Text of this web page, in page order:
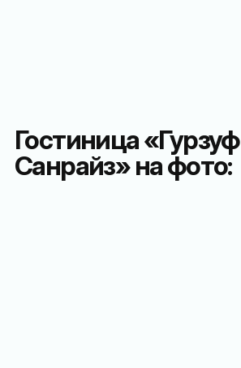
Гостиница «Гурзуф
Санрайз» на фото: